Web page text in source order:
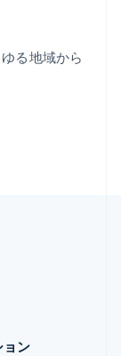
る地域から
ョン